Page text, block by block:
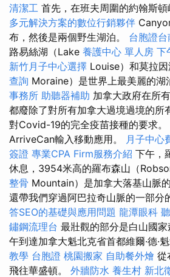
清潔工 首先，在班夫周圍的約翰斯
多元解決方案的數位行銷夥伴
布，然後是兩個野生湖泊。 台胞證台
路易絲湖（Lake 養護中心 單人房 下
新竹月子中心選擇 Louise）和莫拉
查詢 Moraine）是世界上最美麗的湖
事務所 助聽器補助 加拿大政府在所
都廢除了對所有加拿大過境過境的所
對Covid-19的完全疫苗接種的要求。
ArriveCan輸入移動應用。 月子中心
簽證 專業CPA Firm服務介紹 下午，
休息，3954米高的羅布森山（
整骨 Mountain）是加拿大落基山脈
還帶我們穿過阿巴拉奇山脈的一部分
答SEO的基礎與應用問題 龍潭眼科
鏽鋼流理台 最壯觀的部分是白山國家
午到達加拿大魁北克省首都維爾·德·
教學 台胞證 桃園搬家 自助餐外燴 從
飛往華盛頓。 外牆防水 養生村 新北